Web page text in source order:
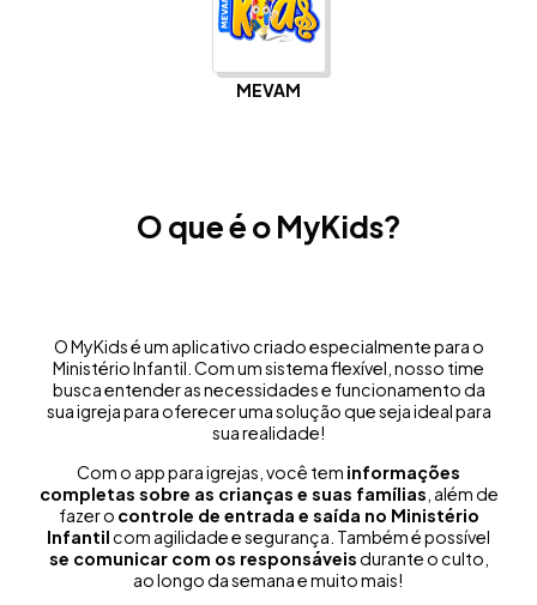
MEVAM
O que é o MyKids?
O MyKids é um aplicativo criado especialmente para o
Ministério Infantil. Com um sistema flexível, nosso time
busca entender as necessidades e funcionamento da
sua igreja para oferecer uma solução que seja ideal para
sua realidade!
Com o app para igrejas, você tem informações
completas sobre as crianças e suas famílias , além de
fazer o controle de entrada e saída no Ministério
Infantilcom agilidade e segurança. Também é possível
se comunicar com os responsáveisdurante o culto,
ao longo da semana e muito mais!